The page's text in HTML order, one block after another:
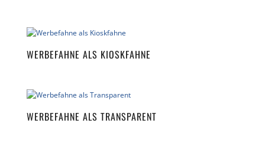
:
WERBEFAHNE ALS KIOSKFAHNE
WERBEFAHNE ALS TRANSPARENT